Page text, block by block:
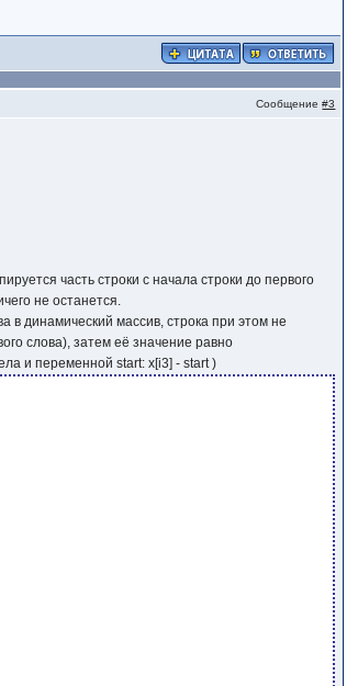
Сообщение#3
часть строки с начала строки до первого
не останется.
в динамический массив, строка при этом не
слова), затем её значение равно
и переменной start: x[i3] - start )